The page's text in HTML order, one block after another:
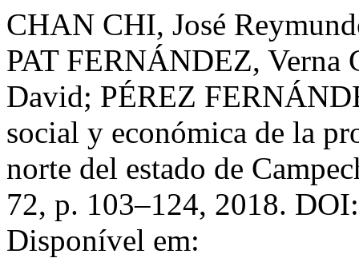
CHAN CHI, José
PAT FERNÁNDEZ,
David; PÉREZ
social y económica de la
norte del estado de
72, p. 103–124, 2018.
Disponível em: